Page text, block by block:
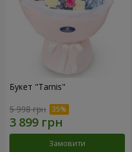
Букет "Tarnis"
5 998 грн
Замовити